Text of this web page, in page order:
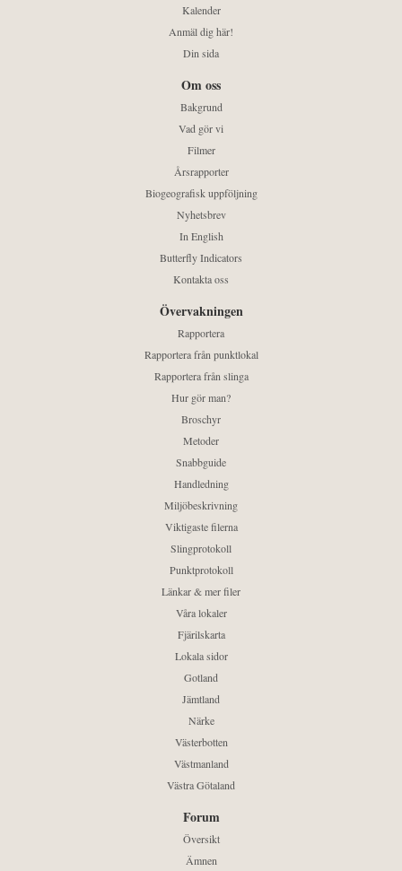
Kalender
Anmäl dig här!
Din sida
Om oss
Bakgrund
Vad gör vi
Filmer
Årsrapporter
Biogeografisk uppföljning
Nyhetsbrev
In English
Butterfly Indicators
Kontakta oss
Övervakningen
Rapportera
Rapportera från punktlokal
Rapportera från slinga
Hur gör man?
Broschyr
Metoder
Snabbguide
Handledning
Miljöbeskrivning
Viktigaste filerna
Slingprotokoll
Punktprotokoll
Länkar & mer filer
Våra lokaler
Fjärilskarta
Lokala sidor
Gotland
Jämtland
Närke
Västerbotten
Västmanland
Västra Götaland
Forum
Översikt
Ämnen